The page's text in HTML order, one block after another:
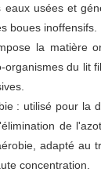
eaux usées et
boues inoffensifs.
la matière
organismes du lit
: utilisé pour la
de
adapté au
concentration.